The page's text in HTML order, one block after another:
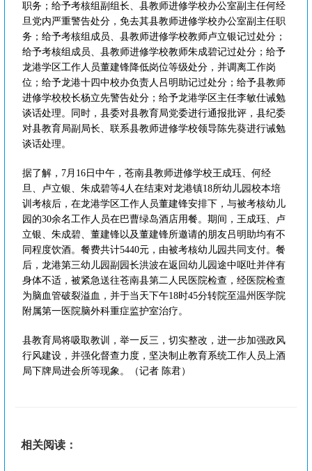
职务；给予考核组副组长、县教师进修学校办公室副主任何经
旦党内严重警告处分，免去其县教师进修学校办公室副主任职
务；给予考核组成员、县教师进修学校教师卢立银记过处分；
给予考核组成员、县教师进修学校教师朱成碧记过处分；给予
龙港学区工作人员董建锋降低岗位等级处分，并调离工作岗
位；给予龙港十四中校办负责人吕明助记过处分；给予县教师
进修学校校长杨立先警告处分；给予龙港学区主任李敏仕诫勉
谈话处理。同时，县委对县教育局党委进行通报批评，县纪委
对县教育局副局长、联系县教师进修学校领导陈先葵进行诫勉
谈话处理。
据了解，7月16日中午，苍南县教师进修学校王成珏、何经
旦、卢立银、朱成碧等4人在结束对龙港镇18所幼儿园校本培
训考核后，在龙港学区工作人员董建锋安排下，与被考核幼儿
园的30余名工作人员在巴曹绿岛酒店用餐。期间，王成珏、卢
立银、朱成碧、董建锋以及董建锋所邀请的朋友吕明助均有不
同程度饮酒。餐费共计5440元，由被考核幼儿园共同支付。餐
后，龙港第三幼儿园副园长洪波在返回幼儿园途中呕吐并伴有
身体不适，被紧急送往苍南县第二人民医院检查，经医院检查
为脑血管破裂溢血，并于当天下午18时45分转院至温州医学院
附属第一医院脑外科重症监护室治疗。
县教育局将吸取教训，举一反三，切实整改，进一步加强政风
行风建设，并强化督查力度，坚决制止教育系统工作人员上酒
局下牌局进会所等现象。（记者 陈君）
相关阅读：